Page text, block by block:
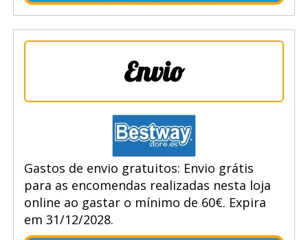
Envio
Gastos de envio gratuitos: Envio grátis
para as encomendas realizadas nesta loja
online ao gastar o mínimo de 60€. Expira
em 31/12/2028.